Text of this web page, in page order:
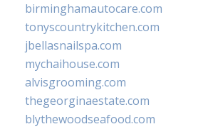
birminghamautocare.com
tonyscountrykitchen.com
jbellasnailspa.com
mychaihouse.com
alvisgrooming.com
thegeorginaestate.com
blythewoodseafood.com